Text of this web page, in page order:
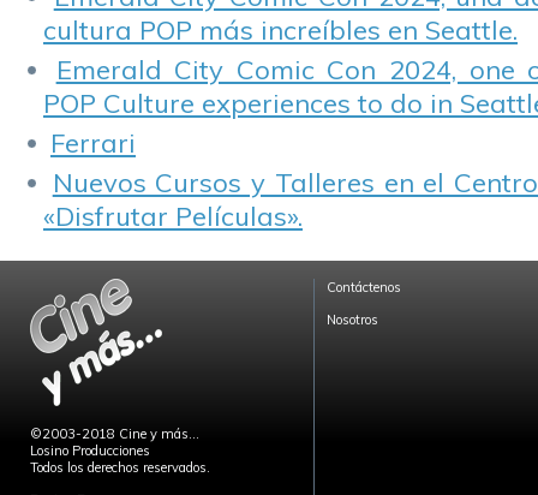
cultura POP más increíbles en Seattle.
Emerald City Comic Con 2024,
POP Culture experiences to do in
Ferrari
Nuevos Cursos y Talleres en el
«Disfrutar Películas».
©2003-2018 Cine y más...
Losino Producciones
Todos los derechos reservados.
Contáctenos
Nosotros